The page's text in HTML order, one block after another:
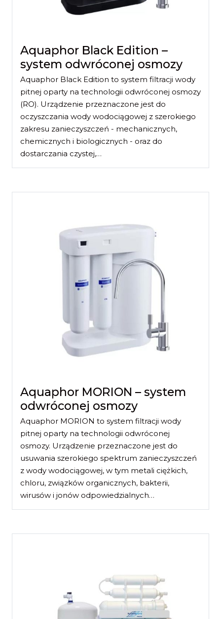
Aquaphor Black Edition –
system odwróconej osmozy
Aquaphor Black Edition to system filtracji wody
pitnej oparty na technologii odwróconej osmozy
(RO). Urządzenie przeznaczone jest do
oczyszczania wody wodociągowej z szerokiego
zakresu zanieczyszczeń - mechanicznych,
chemicznych i biologicznych - oraz do
dostarczania czystej,…
Aquaphor MORION – system
odwróconej osmozy
Aquaphor MORION to system filtracji wody
pitnej oparty na technologii odwróconej
osmozy. Urządzenie przeznaczone jest do
usuwania szerokiego spektrum zanieczyszczeń
z wody wodociągowej, w tym metali ciężkich,
chloru, związków organicznych, bakterii,
wirusów i jonów odpowiedzialnych…